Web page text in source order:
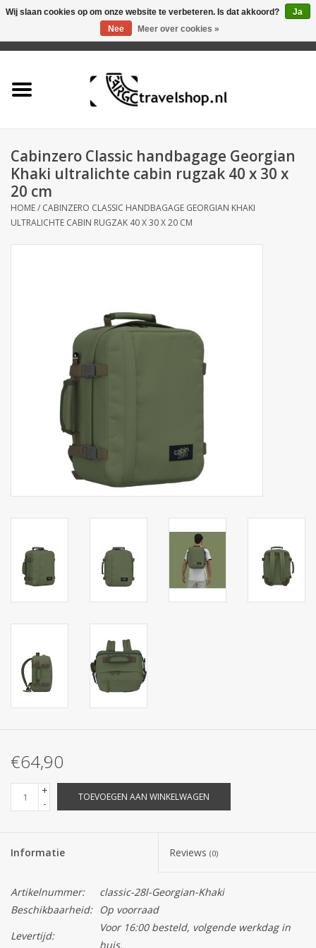
Tas
Rugtas
Koffer
Secrid portemonnee
Cabinzero Classic handbagage Georgian
Khaki ultralichte cabin rugzak 40 x 30 x
20 cm
HOME/ CABINZERO CLASSIC HANDBAGAGE GEORGIAN KHAKI
ULTRALICHTE CABIN RUGZAK 40 X 30 X 20 CM
€64,90
+
-
TOEVOEGEN AAN WINKELWAGEN
Informatie Reviews (0)
Artikelnummer:
classic-28l-Georgian-Khaki
Beschikbaarheid:
Op voorraad
Levertijd:
Voor 16:00 besteld, volgende werkdag in
huis.
Wij slaan cookies op om onze website te verbeteren. Is dat akkoord?
Ja
Nee
Meer over cookies »